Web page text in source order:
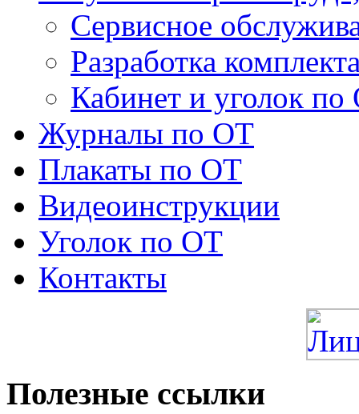
Сервисное
Разработка
Кабинет и уголок
Журналы по ОТ
Плакаты по ОТ
Видеоинструкции
Уголок по ОТ
Контакты
Полезные ссылки